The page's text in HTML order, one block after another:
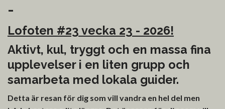
-
Lofoten #23 vecka 23 - 2026!
Aktivt, kul, tryggt och en massa fina
upplevelser i en liten grupp och
samarbeta med lokala guider.
Detta är resan för dig som vill vandra en hel del men